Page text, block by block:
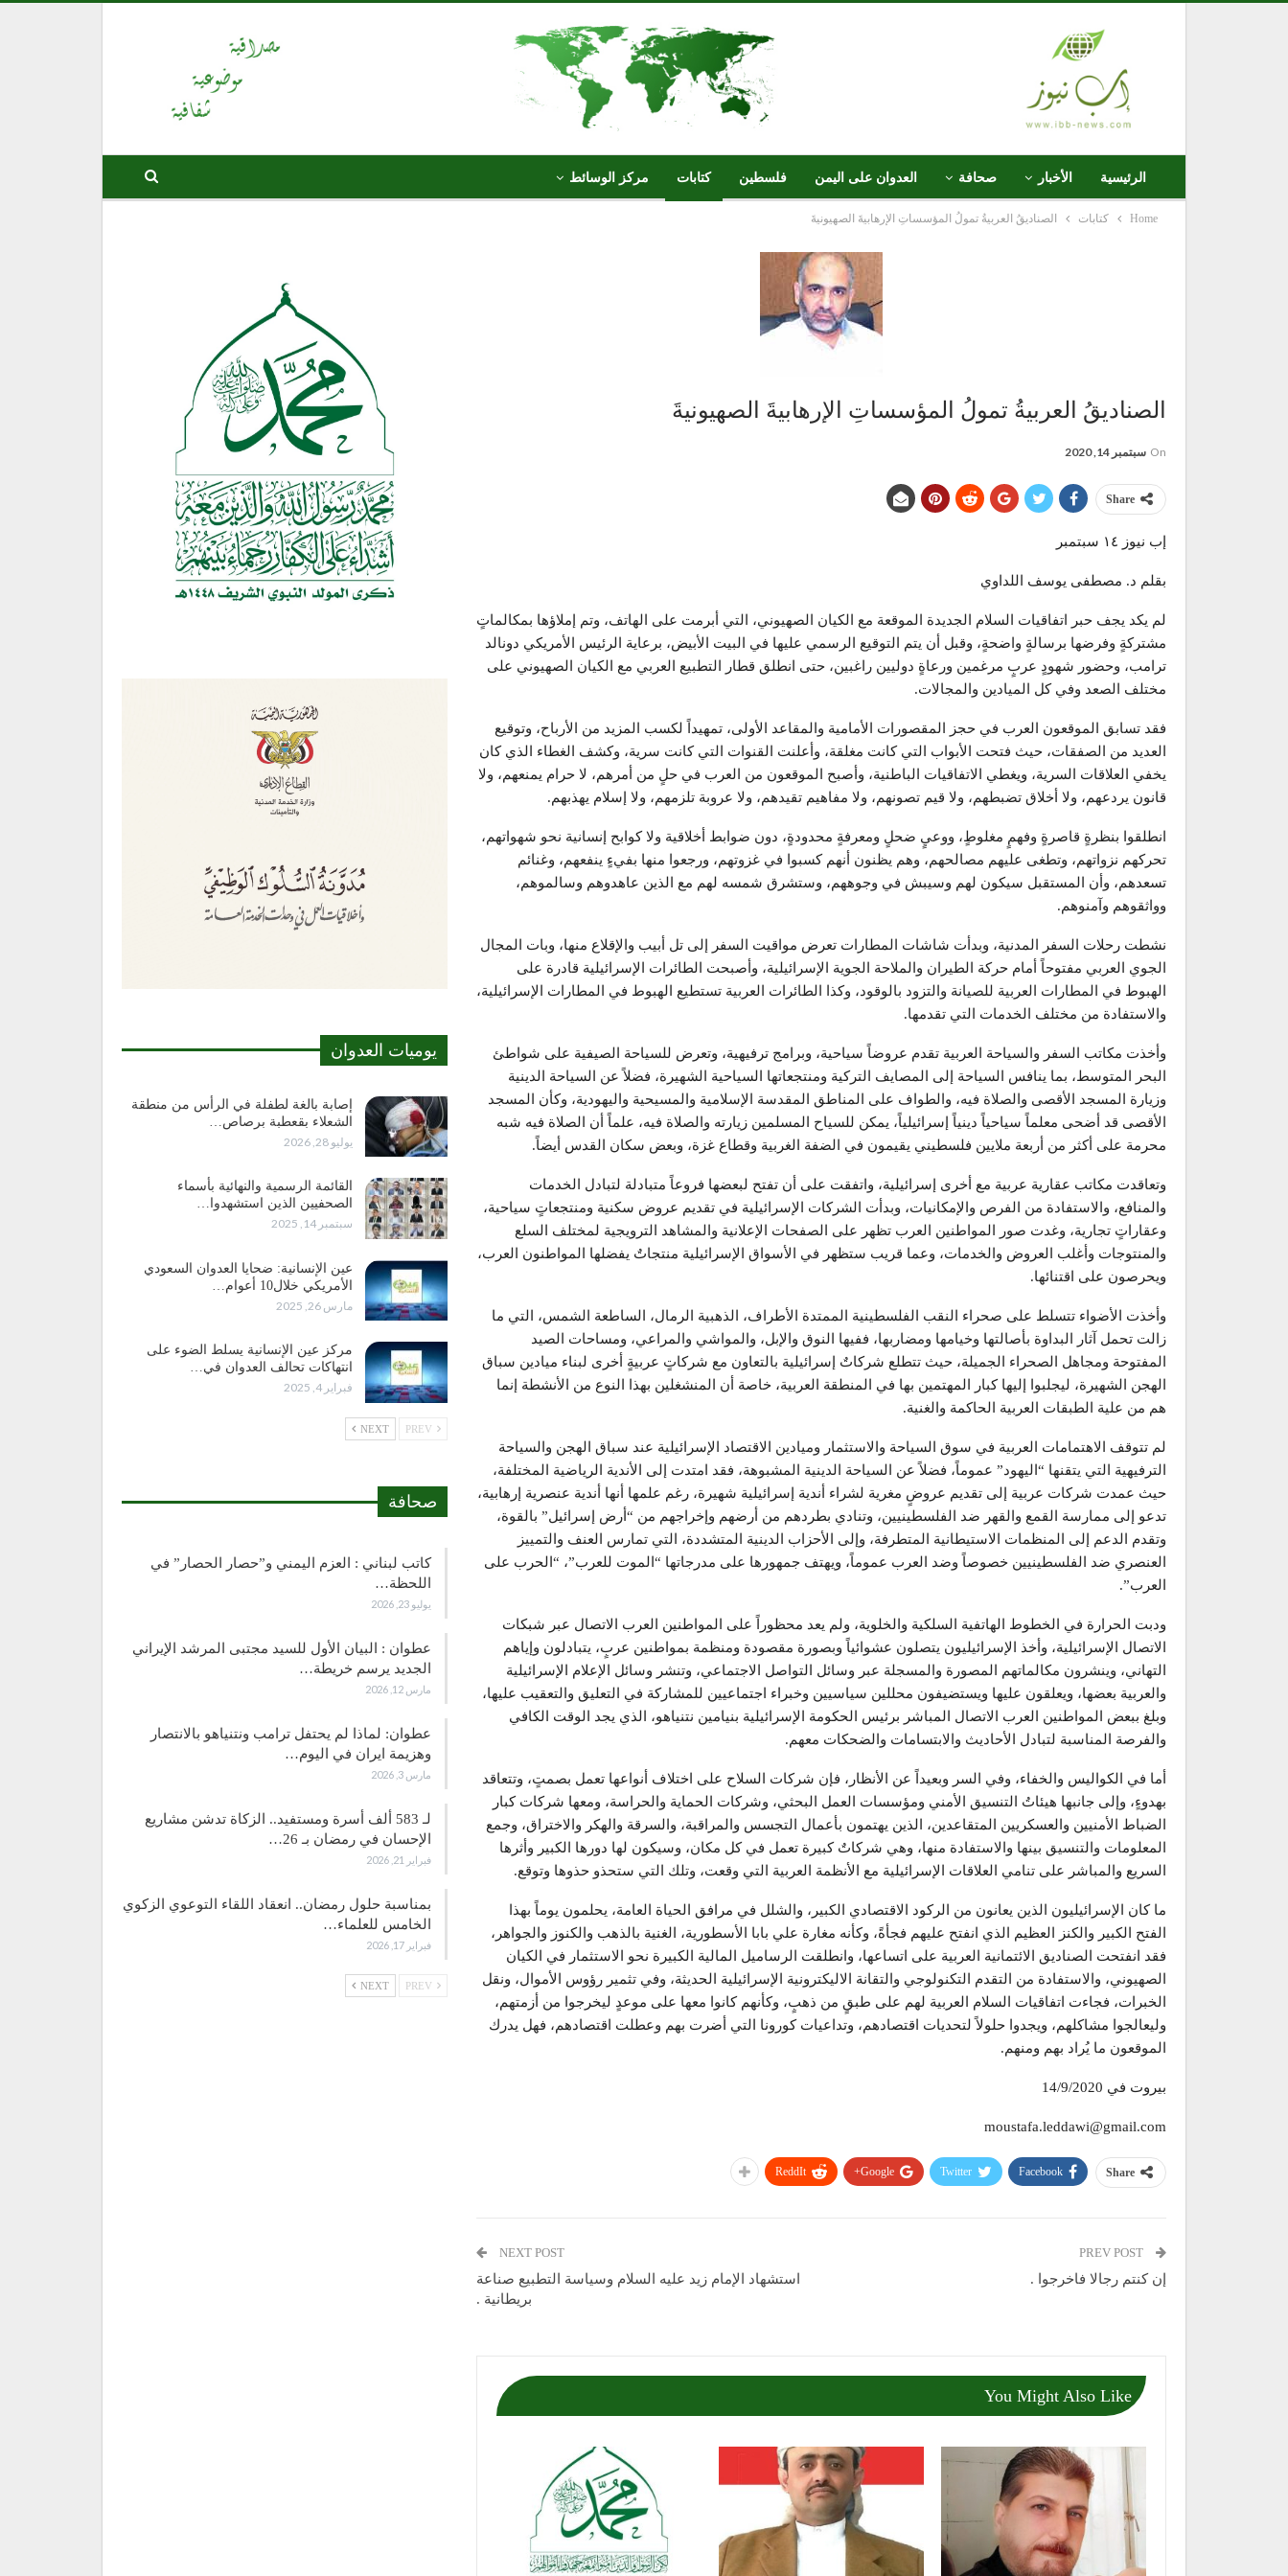
الرئيسية الأخبار صحافة العدوان على اليمن فلسطين كتابات مركز الوسائط
Home كتابات الصناديقُ العربيةُ تمولُ المؤسساتِ الإرهابيةَ الصهيونيةَ
الصناديقُ العربيةُ تمولُ المؤسساتِ الإرهابيةَ الصهيونيةَ
On سبتمبر 14, 2020
Share
إب نيوز ١٤ سبتمبر
بقلم د. مصطفى يوسف اللداوي
لم يكد يجف حبر اتفاقيات السلام الجديدة الموقعة مع الكيان الصهيوني، التي أبرمت على الهاتف، وتم إملاؤها بمكالماتٍ
مشتركةٍ وفرضها برسالةٍ واضحةٍ، وقبل أن يتم التوقيع الرسمي عليها في البيت الأبيض، برعاية الرئيس الأمريكي دونالد
ترامب، وحضور شهودٍ عربٍ مرغمين ورعاةٍ دوليين راغبين، حتى انطلق قطار التطبيع العربي مع الكيان الصهيوني على
مختلف الصعد وفي كل الميادين والمجالات.
فقد تسابق الموقعون العرب في حجز المقصورات الأمامية والمقاعد الأولى، تمهيداً لكسب المزيد من الأرباح، وتوقيع
العديد من الصفقات، حيث فتحت الأبواب التي كانت مغلقة، وأعلنت القنوات التي كانت سرية، وكشف الغطاء الذي كان
يخفي العلاقات السرية، ويغطي الاتفاقيات الباطنية، وأصبح الموقعون من العرب في حلٍ من أمرهم، لا حرام يمنعهم، ولا
قانون يردعهم، ولا أخلاق تضبطهم، ولا قيم تصونهم، ولا مفاهيم تقيدهم، ولا عروبة تلزمهم، ولا إسلام يهذبهم.
انطلقوا بنظرةٍ قاصرةٍ وفهمٍ مغلوطٍ، ووعيٍ ضحلٍ ومعرفةٍ محدودةٍ، دون ضوابط أخلاقية ولا كوابح إنسانية نحو شهواتهم،
تحركهم نزواتهم، وتطغى عليهم مصالحهم، وهم يظنون أنهم كسبوا في غزوتهم، ورجعوا منها بفيءٍ ينفعهم، وغنائم
تسعدهم، وأن المستقبل سيكون لهم وسيبش في وجوههم، وستشرق شمسه لهم مع الذين عاهدوهم وسالموهم،
وواثقوهم وآمنوهم.
نشطت رحلات السفر المدنية، وبدأت شاشات المطارات تعرض مواقيت السفر إلى تل أبيب والإقلاع منها، وبات المجال
الجوي العربي مفتوحاً أمام حركة الطيران والملاحة الجوية الإسرائيلية، وأصبحت الطائرات الإسرائيلية قادرة على
الهبوط في المطارات العربية للصيانة والتزود بالوقود، وكذا الطائرات العربية تستطيع الهبوط في المطارات الإسرائيلية،
والاستفادة من مختلف الخدمات التي تقدمها.
وأخذت مكاتب السفر والسياحة العربية تقدم عروضاً سياحية، وبرامج ترفيهية، وتعرض للسياحة الصيفية على شواطئ
البحر المتوسط، بما ينافس السياحة إلى المصايف التركية ومنتجعاتها السياحية الشهيرة، فضلاً عن السياحة الدينية
وزيارة المسجد الأقصى والصلاة فيه، والطواف على المناطق المقدسة الإسلامية والمسيحية واليهودية، وكأن المسجد
الأقصى قد أضحى معلماً سياحياً دينياً إسرائيلياً، يمكن للسياح المسلمين زيارته والصلاة فيه، علماً أن الصلاة فيه شبه
محرمة على أكثر من أربعة ملايين فلسطيني يقيمون في الضفة الغربية وقطاع غزة، وبعض سكان القدس أيضاً.
وتعاقدت مكاتب عقارية عربية مع أخرى إسرائيلية، واتفقت على أن تفتح لبعضها فروعاً متبادلة لتبادل الخدمات
والمنافع، والاستفادة من الفرص والإمكانيات، وبدأت الشركات الإسرائيلية في تقديم عروض سكنية ومنتجعاتٍ سياحية،
وعقاراتٍ تجارية، وغدت صور المواطنين العرب تظهر على الصفحات الإعلانية والمشاهد الترويجية لمختلف السلع
والمنتوجات وأغلب العروض والخدمات، وعما قريب ستظهر في الأسواق الإسرائيلية منتجاتٌ يفضلها المواطنون العرب،
ويحرصون على اقتنائها.
وأخذت الأضواء تتسلط على صحراء النقب الفلسطينية الممتدة الأطراف، الذهبية الرمال، الساطعة الشمس، التي ما
زالت تحمل آثار البداوة بأصالتها وخيامها ومضاربها، ففيها النوق والإبل، والمواشي والمراعي، ومساحات الصيد
المفتوحة ومجاهل الصحراء الجميلة، حيث تتطلع شركاتٌ إسرائيلية بالتعاون مع شركاتٍ عربيةٍ أخرى لبناء ميادين سباق
الهجن الشهيرة، ليجلبوا إليها كبار المهتمين بها في المنطقة العربية، خاصة أن المنشغلين بهذا النوع من الأنشطة إنما
هم من علية الطبقات العربية الحاكمة والغنية.
لم تتوقف الاهتمامات العربية في سوق السياحة والاستثمار وميادين الاقتصاد الإسرائيلية عند سباق الهجن والسياحة
الترفيهية التي يتقنها “اليهود” عموماً، فضلاً عن السياحة الدينية المشبوهة، فقد امتدت إلى الأندية الرياضية المختلفة،
حيث عمدت شركات عربية إلى تقديم عروضٍ مغرية لشراء أندية إسرائيلية شهيرة، رغم علمها أنها أندية عنصرية إرهابية،
تدعو إلى ممارسة القمع والقهر ضد الفلسطينيين، وتنادي بطردهم من أرضهم وإخراجهم من “أرض إسرائيل” بالقوة،
وتقدم الدعم إلى المنظمات الاستيطانية المتطرفة، وإلى الأحزاب الدينية المتشددة، التي تمارس العنف والتمييز
العنصري ضد الفلسطينيين خصوصاً وضد العرب عموماً، ويهتف جمهورها على مدرجاتها “الموت للعرب”، “الحرب على
العرب”.
ودبت الحرارة في الخطوط الهاتفية السلكية والخلوية، ولم يعد محظوراً على المواطنين العرب الاتصال عبر شبكات
الاتصال الإسرائيلية، وأخذ الإسرائيليون يتصلون عشوائياً وبصورة مقصودة ومنظمة بمواطنين عربٍ، يتبادلون وإياهم
التهاني، وينشرون مكالماتهم المصورة والمسجلة عبر وسائل التواصل الاجتماعي، وتنشر وسائل الإعلام الإسرائيلية
والعربية بعضها، ويعلقون عليها ويستضيفون محللين سياسيين وخبراء اجتماعيين للمشاركة في التعليق والتعقيب عليها،
وبلغ ببعض المواطنين العرب الاتصال المباشر برئيس الحكومة الإسرائيلية بنيامين نتنياهو، الذي يجد الوقت الكافي
والفرصة المناسبة لتبادل الأحاديث والابتسامات والضحكات معهم.
أما في الكواليس والخفاء، وفي السر وبعيداً عن الأنظار، فإن شركات السلاح على اختلاف أنواعها تعمل بصمتٍ، وتتعاقد
بهدوءٍ، وإلى جانبها هيئاتُ التنسيق الأمني ومؤسسات العمل البحثي، وشركات الحماية والحراسة، ومعها شركات كبار
الضباط الأمنيين والعسكريين المتقاعدين، الذين يهتمون بأعمال التجسس والمراقبة، والسرقة والهكر والاختراق، وجمع
المعلومات والتنسيق بينها والاستفادة منها، وهي شركاتٌ كبيرة تعمل في كل مكان، وسيكون لها دورها الكبير وأثرها
السريع والمباشر على تنامي العلاقات الإسرائيلية مع الأنظمة العربية التي وقعت، وتلك التي ستحذو حذوها وتوقع.
ما كان الإسرائيليون الذين يعانون من الركود الاقتصادي الكبير، والشلل في مرافق الحياة العامة، يحلمون يوماً بهذا
الفتح الكبير والكنز العظيم الذي انفتح عليهم فجأةً، وكأنه مغارة علي بابا الأسطورية، الغنية بالذهب والكنوز والجواهر،
فقد انفتحت الصناديق الائتمانية العربية على اتساعها، وانطلقت الرساميل المالية الكبيرة نحو الاستثمار في الكيان
الصهيوني، والاستفادة من التقدم التكنولوجي والتقانة الاليكترونية الإسرائيلية الحديثة، وفي تثمير رؤوس الأموال، ونقل
الخبرات، فجاءت اتفاقيات السلام العربية لهم على طبقٍ من ذهبٍ، وكأنهم كانوا معها على موعدٍ ليخرجوا من أزمتهم،
وليعالجوا مشاكلهم، ويجدوا حلولاً لتحديات اقتصادهم، وتداعيات كورونا التي أضرت بهم وعطلت اقتصادهم، فهل يدرك
الموقعون ما يُراد بهم ومنهم.
بيروت في 14/9/2020
moustafa.leddawi@gmail.com
Share
Facebook
Twitter
Google+
ReddIt
إن كنتم رجالا فاخرجوا .
NEXT POST
استشهاد الإمام زيد عليه السلام وسياسة التطبيع صناعة
بريطانية .
You Might Also Like
يوميات العدوان
إصابة بالغة لطفلة في الرأس من منطقة
الشعلاء بقعطبة برصاص…
يوليو 28, 2026
القائمة الرسمية والنهائية بأسماء
الصحفيين الذين استشهدوا…
سبتمبر 14, 2025
عين الإنسانية: ضحايا العدوان السعودي
الأمريكي خلال10 أعوام…
مارس 26, 2025
مركز عين الإنسانية يسلط الضوء على
انتهاكات تحالف العدوان في…
فبراير 4, 2025
NEXT
صحافة
كاتب لبناني : العزم اليمني و”حصار الحصار” في
اللحظة…
يوليو 23, 2026
عطوان : البيان الأول للسيد مجتبى المرشد الإيراني
الجديد يرسم خريطة…
مارس 12, 2026
عطوان: لماذا لم يحتفل ترامب ونتنياهو بالانتصار
وهزيمة ايران في اليوم…
مارس 3, 2026
لـ 583 ألف أسرة ومستفيد.. الزكاة تدشن مشاريع
الإحسان في رمضان بـ 26…
فبراير 21, 2026
بمناسبة حلول رمضان.. انعقاد اللقاء التوعوي الزكوي
الخامس للعلماء…
فبراير 17, 2026
NEXT